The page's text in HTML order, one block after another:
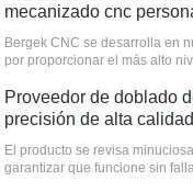
mecanizado cnc
Fabricante | CNC de
Bergek CNC se desarrolla en
por proporcionar el más alto
Proveedor de doblado
precisión de alta
Bergek
El producto se revisa
garantizar que funcione sin